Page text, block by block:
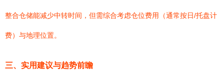
整合仓储能减少中转时间，但需综合考虑仓位费用（通常按日/托盘计
费）与地理位置。
三、实用建议与趋势前瞻